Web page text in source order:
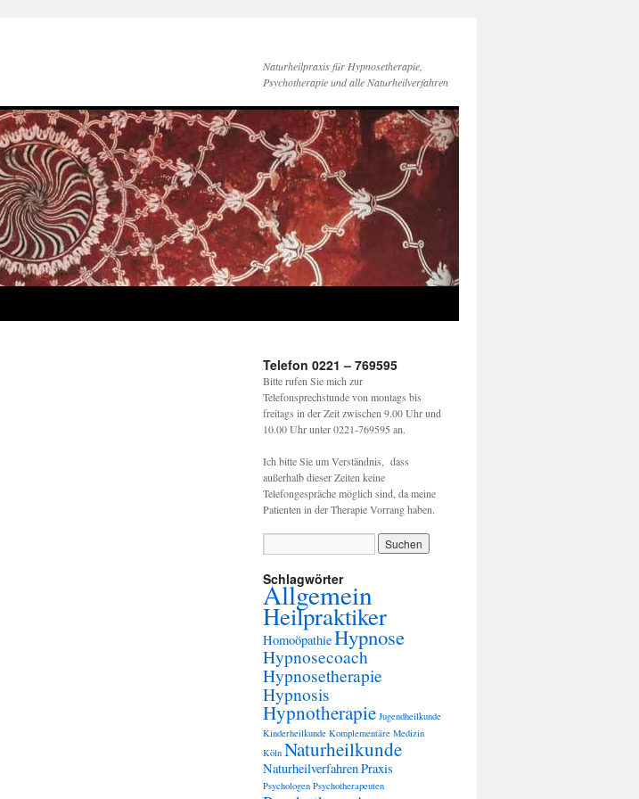
Naturheilpraxis für Hypnosetherapie,
Psychotherapie und alle Naturheilverfahren
Telefon 0221 – 769595
Bitte rufen Sie mich zur
Telefonsprechstunde von montags bis
freitags in der Zeit zwischen 9.00 Uhr und
10.00 Uhr unter 0221-769595 an.
Ich bitte Sie um Verständnis, dass
außerhalb dieser Zeiten keine
Telefongespräche möglich sind, da meine
Patienten in der Therapie Vorrang haben.
Schlagwörter
Allgemein
Heilpraktiker
HomoöpathieHypnose
Hypnosecoach
Hypnosetherapie
Hypnosis
Hypnotherapie Jugendheilkunde
Kinderheilkunde Komplementäre Medizin
Köln Naturheilkunde
NaturheilverfahrenPraxis
Psychologen Psychotherapeuten